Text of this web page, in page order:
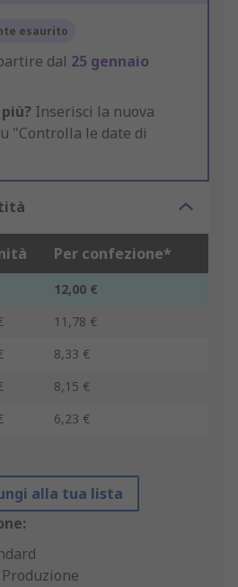
esaurito
dal 25 gennaio
Inserisci la nuova
"Controlla le date di
Per confezione*
12,00 €
11,78 €
8,33 €
8,15 €
6,23 €
alla tua lista